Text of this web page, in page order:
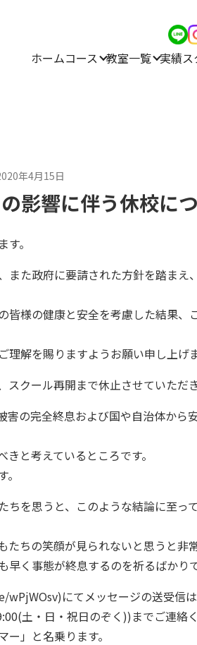
ホームコース 教室一覧 実績
年4月15日
影響に伴う休校に
。
た政府に要請された方針を踏まえ
様の健康と安全を考慮した結果、
解を賜りますようお願い申し上げま
クール再開まで休止させていただき
の完全終息および国や自治体から
と考えているところです。
を思うと、このような結論に至っ
ちの笑顔が見られないと思うと非
く事態が終息するのを祈るばかりで
wPjWOsv)にてメッセージの送受信は
土・日・祝日のぞく))までご連絡く
」と名乗ります。